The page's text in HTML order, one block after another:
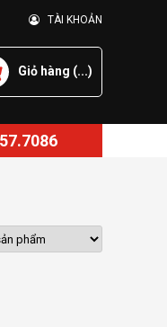
TÀI KHOẢN
Giỏ hàng (...)